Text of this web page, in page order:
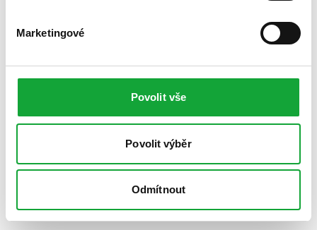
Marketingové
Povolit vše
Povolit výběr
Odmítnout